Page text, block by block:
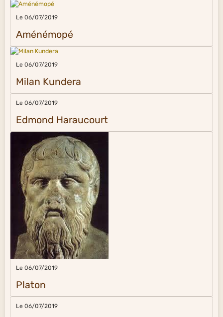
Le 06/07/2019
Aménémopé
Le 06/07/2019
Milan Kundera
Le 06/07/2019
Edmond Haraucourt
Le 06/07/2019
Platon
Le 06/07/2019